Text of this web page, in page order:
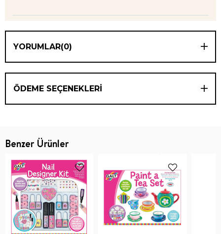
YORUMLAR(0)
ÖDEME SEÇENEKLERI
Benzer Ürünler